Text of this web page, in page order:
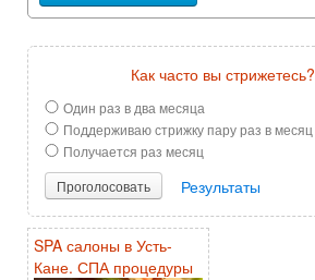
Как часто вы стрижетесь?
Один раз в два месяца
Поддерживаю стрижку пару раз в месяц
Получается раз месяц
Проголосовать
Результаты
SPA салоны в Усть-
Кане. СПА процедуры